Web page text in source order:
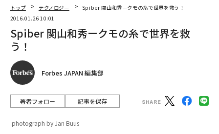
トップ テクノロジー
Spiber 関山和秀ークモの糸で世界を救う！
2016.01.26 10:01
Spiber 関山和秀ークモの糸で世界を救
う！
Forbes JAPAN 編集部
著者フォロー 記事を保存
photograph by Jan Buus